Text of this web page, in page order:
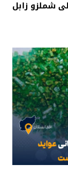
شملزو زابل